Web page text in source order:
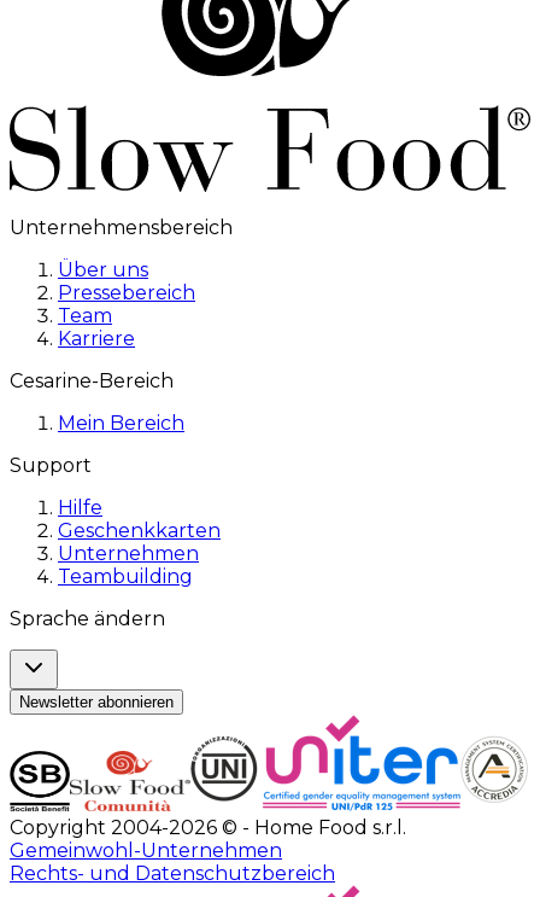
Unternehmensbereich
Über uns
Pressebereich
Team
Karriere
Cesarine-Bereich
Mein Bereich
Support
Hilfe
Geschenkkarten
Unternehmen
Teambuilding
Sprache ändern
Newsletter abonnieren
Copyright 2004-2026 © - Home Food s.r.l.
Gemeinwohl-Unternehmen
Rechts- und Datenschutzbereich